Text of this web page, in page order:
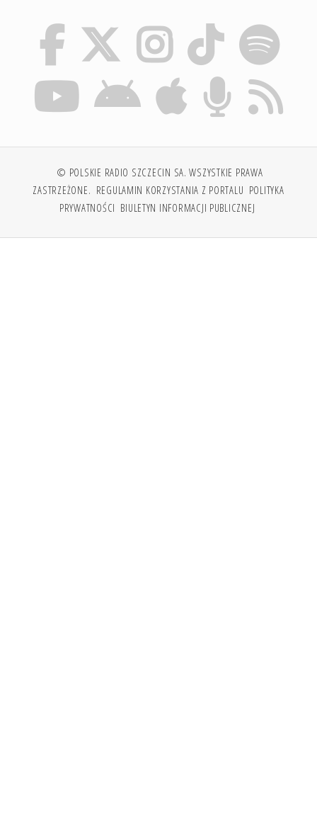
© POLSKIE RADIO SZCZECIN SA. WSZYSTKIE PRAWA
ZASTRZEŻONE. REGULAMIN KORZYSTANIA Z PORTALU POLITYKA
PRYWATNOŚCI BIULETYN INFORMACJI PUBLICZNEJ